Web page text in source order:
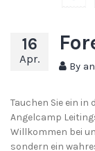
16
Apr.
By
Tauchen Sie ein in
Angelcamp
Willkommen bei
sondern ein